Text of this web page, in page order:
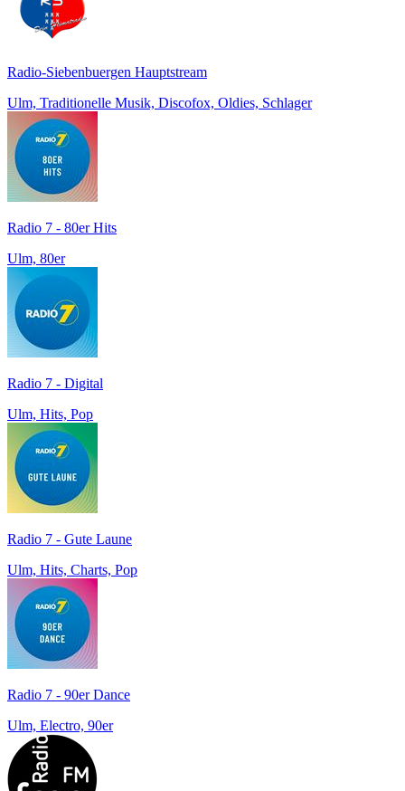
Radio-Siebenbuergen Hauptstream
Ulm, Traditionelle Musik, Discofox, Oldies, Schlager
Radio 7 - 80er Hits
Ulm, 80er
Radio 7 - Digital
Ulm, Hits, Pop
Radio 7 - Gute Laune
Ulm, Hits, Charts, Pop
Radio 7 - 90er Dance
Ulm, Electro, 90er